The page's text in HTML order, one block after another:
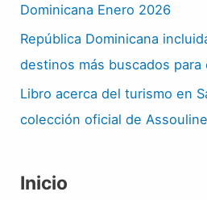
Dominicana Enero 2026
República Dominicana
destinos más buscados para
Libro acerca del turismo en
colección oficial de Assouline
Inicio